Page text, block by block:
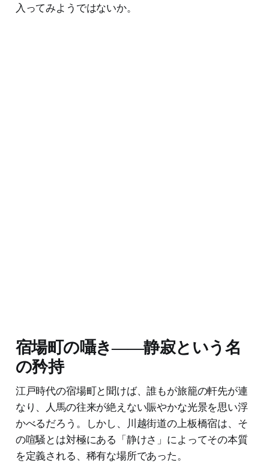
入ってみようではないか。
宿場町の囁き――静寂という名
の矜持
江戸時代の宿場町と聞けば、誰もが旅籠の軒先が連
なり、人馬の往来が絶えない賑やかな光景を思い浮
かべるだろう。しかし、川越街道の上板橋宿は、そ
の喧騒とは対極にある「静けさ」によってその本質
を定義される、稀有な場所であった。